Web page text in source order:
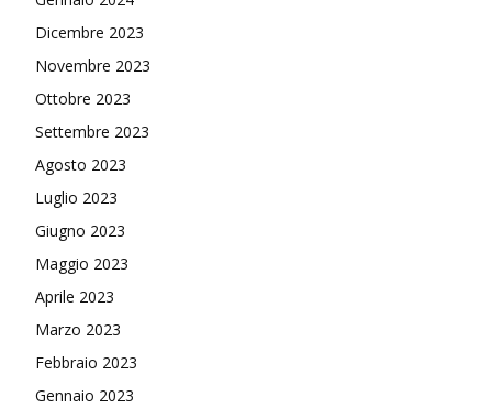
Dicembre 2023
Novembre 2023
Ottobre 2023
Settembre 2023
Agosto 2023
Luglio 2023
Giugno 2023
Maggio 2023
Aprile 2023
Marzo 2023
Febbraio 2023
Gennaio 2023